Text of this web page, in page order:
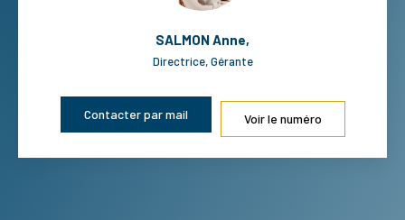
SALMON Anne,
Directrice, Gérante
Contacter par mail Voir le numéro